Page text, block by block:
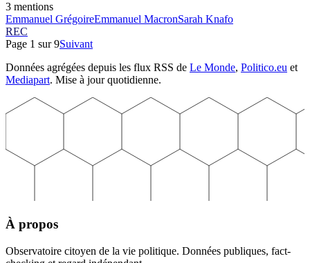
3 mentions
Emmanuel GrégoireEmmanuel MacronSarah Knafo
REC
Page 1 sur9Suivant
Données agrégées depuis les flux RSS de Le Monde, Politico.eu et
Mediapart. Mise à jour quotidienne.
À propos
Observatoire citoyen de la vie politique. Données publiques, fact-